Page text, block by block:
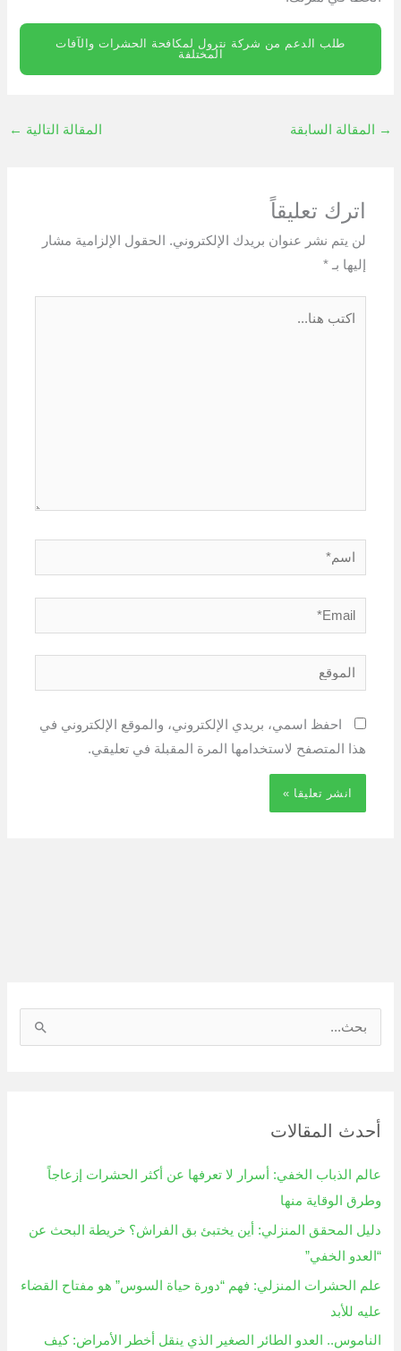
طلب الدعم من شركة نترول لمكافحة الحشرات والآفات
المختلفة
→ المقالة السابقة المقالة التالية ←
اترك تعليقاً
لن يتم نشر عنوان بريدك الإلكتروني.
الحقول الإلزامية مشار
إليها بـ*
اسم*
Email*
الموقع
احفظ اسمي، بريدي الإلكتروني، والموقع الإلكتروني في
هذا المتصفح لاستخدامها المرة المقبلة في تعليقي.
ثأحدث المقالات
عالم الذباب الخفي: أسرار لا تعرفها عن أكثر الحشرات إزعاجاً
وطرق الوقاية منها
دليل المحقق المنزلي: أين يختبئ بق الفراش؟ خريطة البحث عن
“العدو الخفي”
علم الحشرات المنزلي: فهم “دورة حياة السوس” هو مفتاح القضاء
عليه للأبد
الناموس.. العدو الطائر الصغير الذي ينقل أخطر الأمراض: كيف